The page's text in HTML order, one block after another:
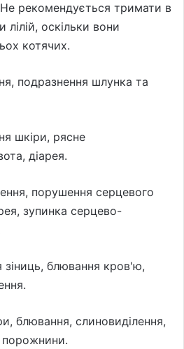
рекомендується тримати в
лілій, оскільки вони
котячих.
подразнення шлунка та
шкіри, рясне
діарея.
порушення серцевого
зупинка серцево-
зіниць, блювання кров'ю,
блювання, слиновиділення,
порожнини.